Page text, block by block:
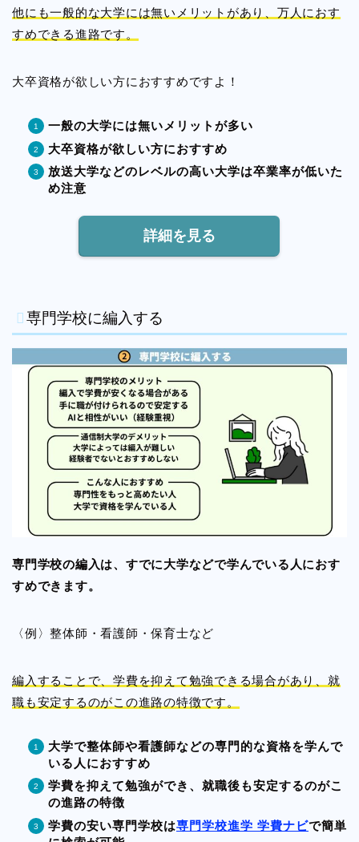
他にも一般的な大学には無いメリットがあり、万人におす
すめできる進路です。
大卒資格が欲しい方におすすめですよ！
一般の大学には無いメリットが多い
大卒資格が欲しい方におすすめ
放送大学などのレベルの高い大学は卒業率が低いた
め注意
詳細を見る
専門学校に編入する
専門学校の編入は、すでに大学などで学んでいる人におす
すめできます。
〈例〉整体師・看護師・保育士など
編入することで、学費を抑えて勉強できる場合があり、就
職も安定するのがこの進路の特徴です。
大学で整体師や看護師などの専門的な資格を学んで
いる人におすすめ
学費を抑えて勉強ができ、就職後も安定するのがこ
の進路の特徴
学費の安い専門学校は専門学校進学 学費ナビで簡単